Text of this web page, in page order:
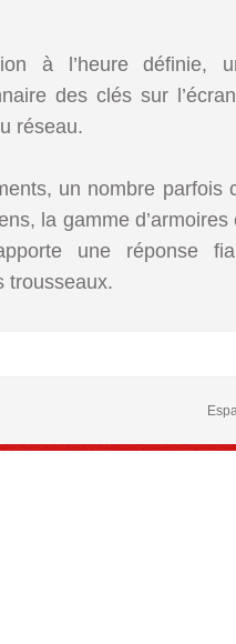
à l’heure définie,
des clés sur
réseau.
un nombre parfois
la gamme
une réponse
trousseaux.